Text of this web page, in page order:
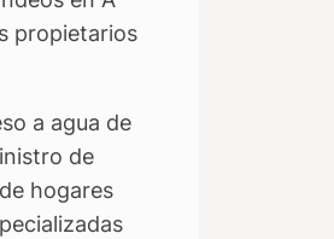
propietarios
a agua de
de
hogares